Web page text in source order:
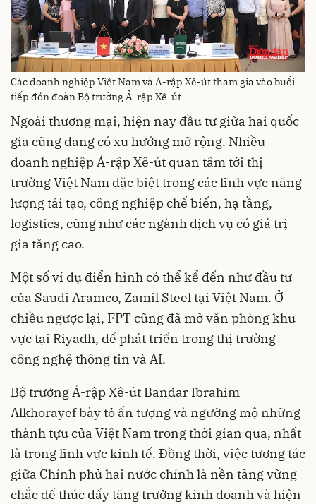
Các doanh nghiệp Việt Nam và Ả-rập Xê-út tham gia vào buổi
tiếp đón đoàn Bộ trưởng Ả-rập Xê-út
Ngoài thương mại, hiện nay đầu tư giữa hai quốc
gia cũng đang có xu hướng mở rộng. Nhiều
doanh nghiệp Ả-rập Xê-út quan tâm tới thị
trường Việt Nam đặc biệt trong các lĩnh vực năng
lượng tái tạo, công nghiệp chế biến, hạ tầng,
logistics, cũng như các ngành dịch vụ có giá trị
gia tăng cao.
Một số ví dụ điển hình có thể kể đến như đầu tư
của Saudi Aramco, Zamil Steel tại Việt Nam. Ở
chiều ngược lại, FPT cũng đã mở văn phòng khu
vực tại Riyadh, để phát triển trong thị trường
công nghệ thông tin và AI.
Bộ trưởng Ả-rập Xê-út Bandar Ibrahim
Alkhorayef bày tỏ ấn tượng và ngưỡng mộ những
thành tựu của Việt Nam trong thời gian qua, nhất
là trong lĩnh vực kinh tế. Đồng thời, việc tương tác
giữa Chính phủ hai nước chính là nền tảng vững
chắc để thúc đẩy tăng trưởng kinh doanh và hiện